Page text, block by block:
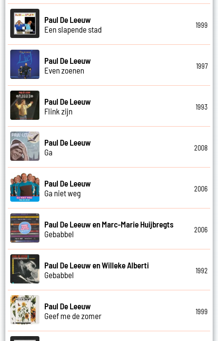
Paul De Leeuw
Een slapende stad
1999
Paul De Leeuw
Even zoenen
1997
Paul De Leeuw
Flink zijn
1993
Paul De Leeuw
Ga
2008
Paul De Leeuw
Ga niet weg
2006
Paul De Leeuw en Marc-Marie Huijbregts
Gebabbel
2006
Paul De Leeuw en Willeke Alberti
Gebabbel
1992
Paul De Leeuw
Geef me de zomer
1999